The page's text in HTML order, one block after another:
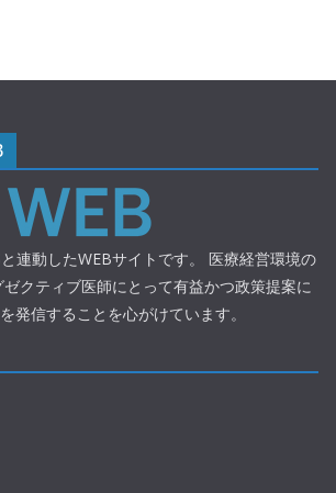
連動したWEBサイトです。 医療経営環境の
クティブ医師にとって有益かつ政策提案に
発信することを心がけています。